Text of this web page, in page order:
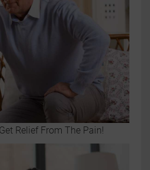
Relief From The Pain!